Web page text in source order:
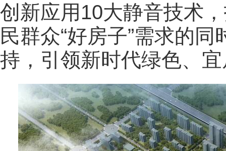
创新应用10大静音技术
民群众“好房子”需求的
持，引领新时代绿色、